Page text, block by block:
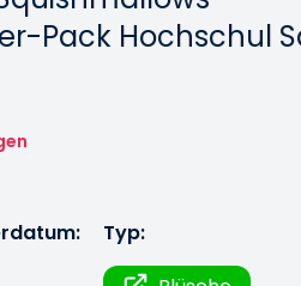
Pack Hochschul
Typ: